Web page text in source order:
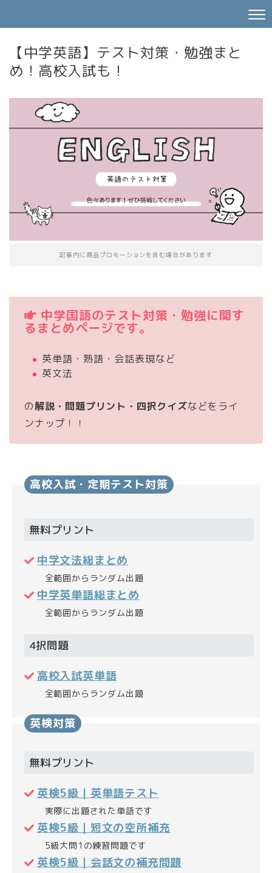
【中学英語】テスト対策・勉強まと
め！高校入試も！
記事内に商品プロモーションを含む場合があります
中学国語のテスト対策・勉強に関す
るまとめページです。
英単語・熟語・会話表現など
英文法
の解説・問題プリント・四択クイズなどをライ
ンナップ！！
高校入試・定期テスト対策
無料プリント
中学文法総まとめ
全範囲からランダム出題
中学英単語総まとめ
全範囲からランダム出題
4択問題
高校入試英単語
全範囲からランダム出題
英検対策
無料プリント
英検5級｜英単語テスト
実際に出題された単語です
英検5級｜短文の空所補充
5級大問1の練習問題です
英検5級｜会話文の補充問題